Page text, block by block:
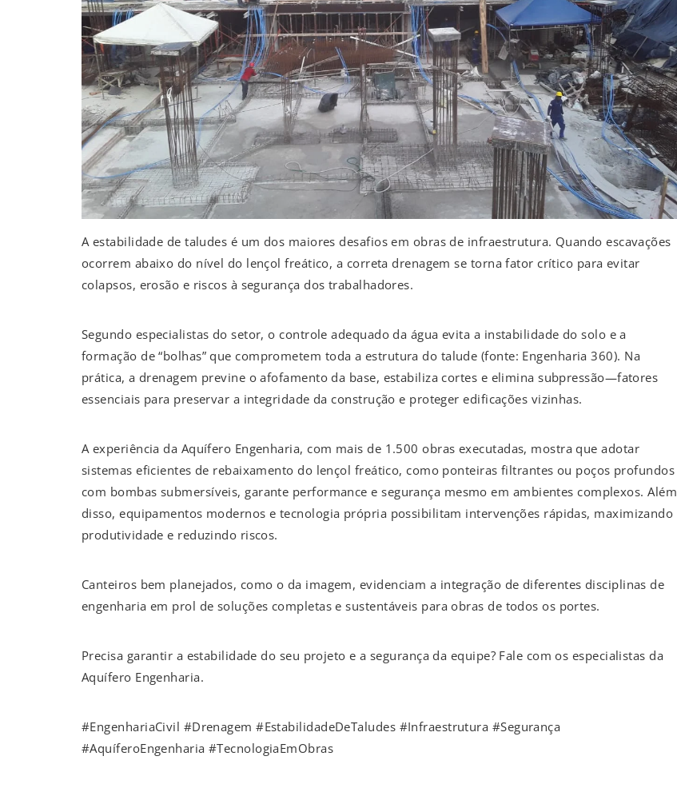
A estabilidade de taludes é um dos maiores desafios em obras de infraestrutura. Quando escavações
ocorrem abaixo do nível do lençol freático, a correta drenagem se torna fator crítico para evitar
colapsos, erosão e riscos à segurança dos trabalhadores.
Segundo especialistas do setor, o controle adequado da água evita a instabilidade do solo e a
formação de “bolhas” que comprometem toda a estrutura do talude (fonte: Engenharia 360). Na
prática, a drenagem previne o afofamento da base, estabiliza cortes e elimina subpressão—fatores
essenciais para preservar a integridade da construção e proteger edificações vizinhas.
A experiência da Aquífero Engenharia, com mais de 1.500 obras executadas, mostra que adotar
sistemas eficientes de rebaixamento do lençol freático, como ponteiras filtrantes ou poços profundos
com bombas submersíveis, garante performance e segurança mesmo em ambientes complexos. Além
disso, equipamentos modernos e tecnologia própria possibilitam intervenções rápidas, maximizando
produtividade e reduzindo riscos.
Canteiros bem planejados, como o da imagem, evidenciam a integração de diferentes disciplinas de
engenharia em prol de soluções completas e sustentáveis para obras de todos os portes.
Precisa garantir a estabilidade do seu projeto e a segurança da equipe? Fale com os especialistas da
Aquífero Engenharia.
#EngenhariaCivil #Drenagem #EstabilidadeDeTaludes #Infraestrutura #Segurança
#AquíferoEngenharia #TecnologiaEmObras